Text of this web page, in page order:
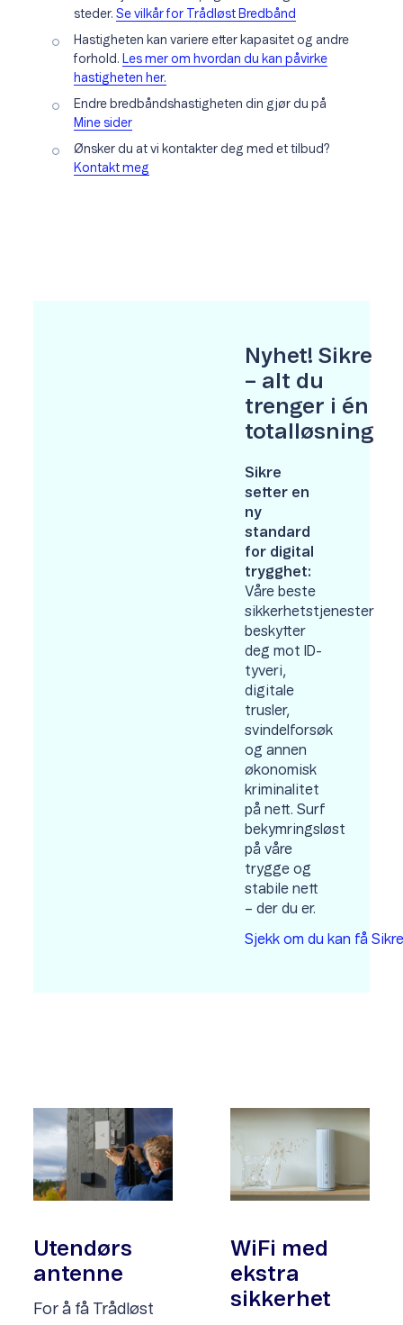
steder. Se vilkår for Trådløst Bredbånd
Hastigheten kan variere etter kapasitet og andre
forhold. Les mer om hvordan du kan påvirke
hastigheten her.
Endre bredbåndshastigheten din gjør du på
Mine sider
Ønsker du at vi kontakter deg med et tilbud?
Kontakt meg
Nyhet! Sikre
– alt du
trenger i én
totalløsning
Sikre
setter en
ny
standard
for digital
trygghet:
Våre beste
sikkerhetstjenester
beskytter
deg mot ID-
tyveri,
digitale
trusler,
svindelforsøk
og annen
økonomisk
kriminalitet
på nett. Surf
bekymringsløst
på våre
trygge og
stabile nett
– der du er.
Sjekk om du kan få
Utendørs
antenne
For å få Trådløst
WiFi med
ekstra
sikkerhet